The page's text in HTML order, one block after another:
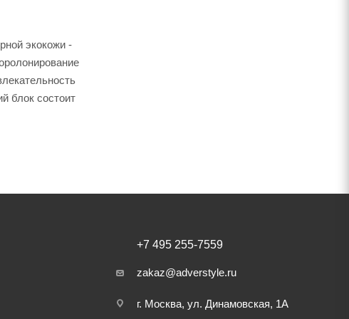
экокожи -
блок состоит
+7 495 255-7559
zakaz@adverstyle.ru
г. Москва, ул. Динамовская, 1А